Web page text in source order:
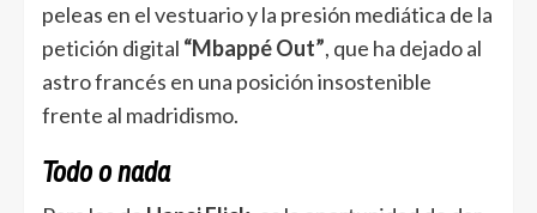
peleas en el vestuario y la presión mediática de la
petición digital “Mbappé Out”, que ha dejado al
astro francés en una posición insostenible
frente al madridismo.
Todo o nada